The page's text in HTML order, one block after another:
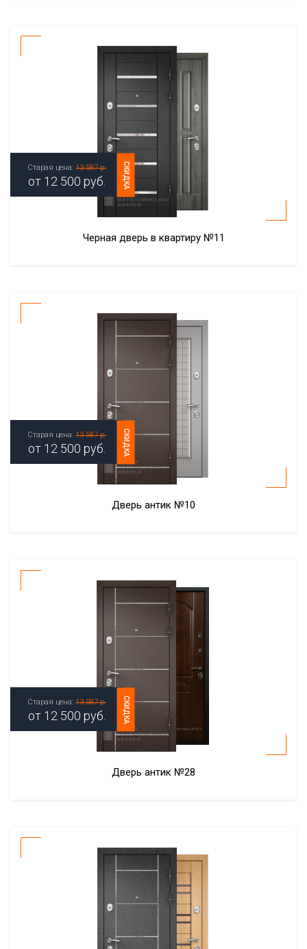
СКИДКА
Старая цена: 13 587 р.
от 12 500 руб.
Черная дверь в квартиру №11
СКИДКА
Старая цена: 13 587 р.
от 12 500 руб.
Дверь антик №10
СКИДКА
Старая цена: 13 587 р.
от 12 500 руб.
Дверь антик №28